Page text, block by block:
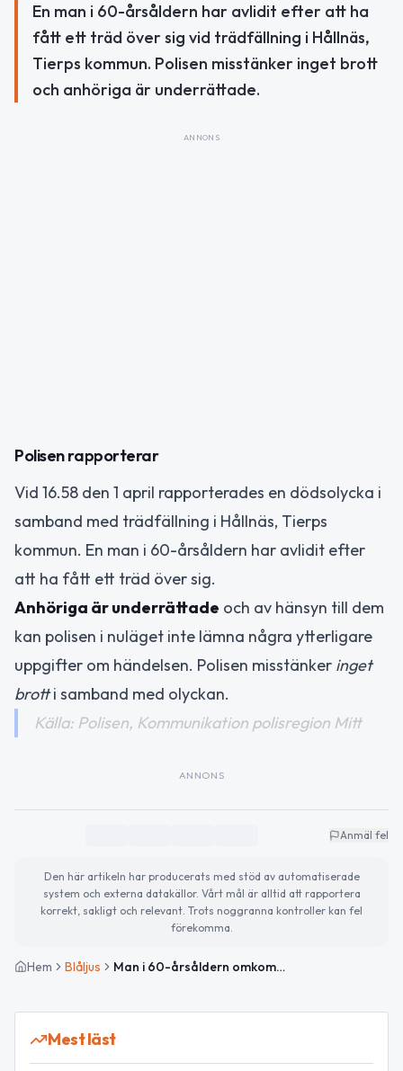
En man i 60-årsåldern har avlidit efter att ha
fått ett träd över sig vid trädfällning i Hållnäs,
Tierps kommun. Polisen misstänker inget brott
och anhöriga är underrättade.
ANNONS
Polisen rapporterar
Vid 16.58 den 1 april rapporterades en dödsolycka i
samband med trädfällning i Hållnäs, Tierps
kommun. En man i 60-årsåldern har avlidit efter
att ha fått ett träd över sig.
Anhöriga är underrättade och av hänsyn till dem
kan polisen i nuläget inte lämna några ytterligare
uppgifter om händelsen. Polisen misstänker inget
brotti samband med olyckan.
Källa: Polisen, Kommunikation polisregion Mitt
ANNONS
Anmäl fel
Den här artikeln har producerats med stöd av automatiserade
system och externa datakällor. Vårt mål är alltid att rapportera
korrekt, sakligt och relevant. Trots noggranna kontroller kan fel
förekomma.
Hem Blåljus Man i 60-årsåldern omkommen vid trädfällning i Tierp
Mest läst